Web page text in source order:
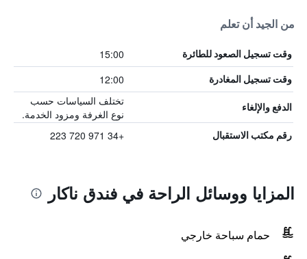
من الجيد أن تعلم
وقت تسجيل الصعود للطائرة 15:00
وقت تسجيل المغادرة 12:00
الدفع والإلغاء
تختلف السياسات حسب
نوع الغرفة ومزود الخدمة.
رقم مكتب الاستقبال +34 971 720 223
المزايا ووسائل الراحة في فندق ناكار
حمام سباحة خارجي